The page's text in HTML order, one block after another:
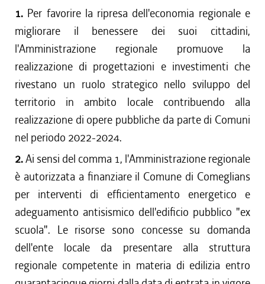
1. Per favorire la ripresa dell'economia regionale e
migliorare il benessere dei suoi cittadini,
l'Amministrazione regionale promuove la
realizzazione di progettazioni e investimenti che
rivestano un ruolo strategico nello sviluppo del
territorio in ambito locale contribuendo alla
realizzazione di opere pubbliche da parte di Comuni
nel periodo 2022-2024.
2.Ai sensi del comma 1, l'Amministrazione regionale
è autorizzata a finanziare il Comune di Comeglians
per interventi di efficientamento energetico e
adeguamento antisismico dell'edificio pubblico "ex
scuola". Le risorse sono concesse su domanda
dell'ente locale da presentare alla struttura
regionale competente in materia di edilizia entro